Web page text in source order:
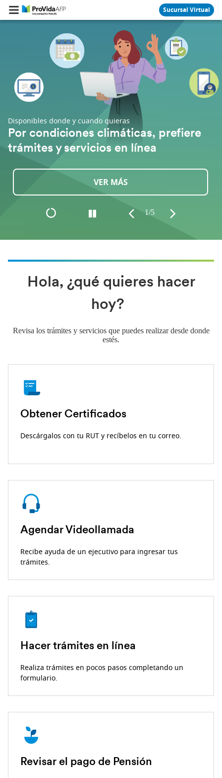
Sucursal Virtual
Sucursal Virtual
Disponibles donde y cuando quieras
Por condiciones climáticas, prefiere
trámites y servicios en línea
VER MÁS
1/5
Hola, ¿qué quieres hacer
hoy?
Revisa los trámites y servicios que puedes realizar desde donde
estés.
Obtener Certificados
Descárgalos con tu RUT y recíbelos en tu correo.
Agendar Videollamada
Recibe ayuda de un ejecutivo para ingresar tus
trámites.
Hacer trámites en línea
Realiza trámites en pocos pasos completando un
formulario.
Revisar el pago de Pensión